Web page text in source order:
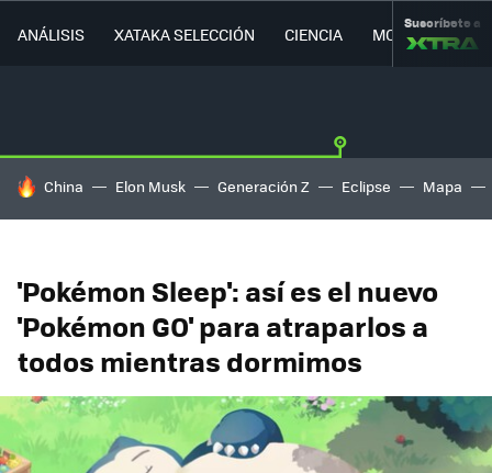
ANÁLISIS XATAKA SELECCIÓN CIENCIA MOVILIDAD
Suscríbete a
HOY SE HABLA DE
China Elon Musk Generación Z Eclipse Mapa
'Pokémon Sleep': así es el nuevo
'Pokémon GO' para atraparlos a
todos mientras dormimos